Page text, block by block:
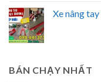
Xe nâng
BÁN CHẠY NHẤT